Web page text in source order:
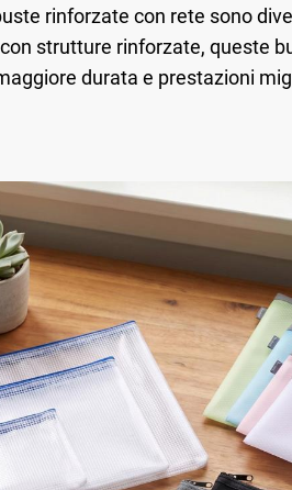
rinforzate con rete sono
strutture rinforzate, queste
durata e prestazioni